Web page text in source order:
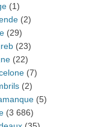
(1)
(2)
(29)
(23)
(22)
(7)
(2)
(5)
(3 686)